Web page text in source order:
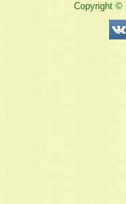
Copyright ©